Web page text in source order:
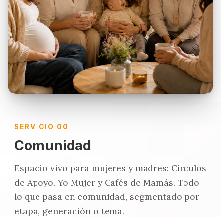
SERVICIO 00
Comunidad
Espacio vivo para mujeres y madres: Círculos
de Apoyo, Yo Mujer y Cafés de Mamás. Todo
lo que pasa en comunidad, segmentado por
etapa, generación o tema.